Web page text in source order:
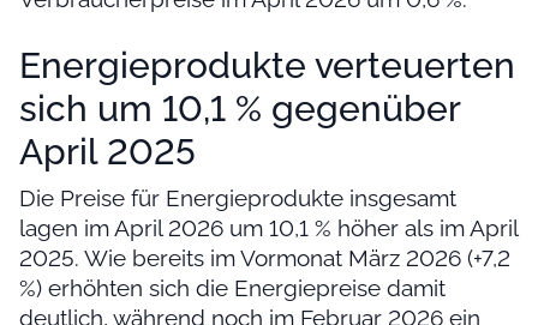
Energieprodukte verteuerten
sich um 10,1 % gegenüber
April 2025
Die Preise für Energieprodukte insgesamt
lagen im April 2026 um 10,1 % höher als im April
2025. Wie bereits im Vormonat März 2026 (+7,2
%) erhöhten sich die Energiepreise damit
deutlich, während noch im Februar 2026 ein